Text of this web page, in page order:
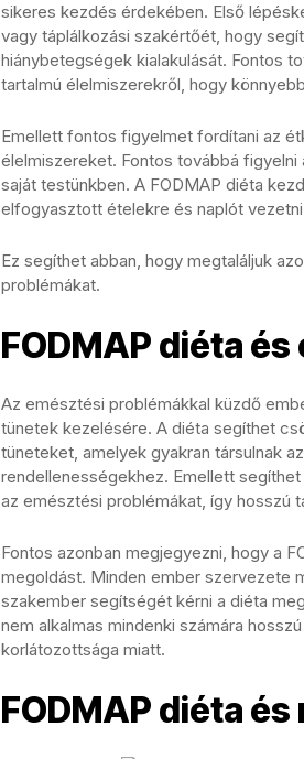
sikeres kezdés érdekében. Első
vagy táplálkozási szakértőét, hogy
hiánybetegségek kialakulását. Fontos
tartalmú élelmiszerekről, hogy
Emellett fontos figyelmet fordítani az
élelmiszereket. Fontos továbbá
saját testünkben. A FODMAP diéta
elfogyasztott ételekre és naplót
Ez segíthet abban, hogy megtaláljuk
problémákat.
FODMAP diéta
Az emésztési problémákkal küzdő
tünetek kezelésére. A diéta segíthet
tüneteket, amelyek gyakran társulnak
rendellenességekhez. Emellett
az emésztési problémákat, így hosszú
Fontos azonban megjegyezni, hogy a
megoldást. Minden ember szervezete
szakember segítségét kérni a diéta
nem alkalmas mindenki számára
korlátozottsága miatt.
FODMAP diéta